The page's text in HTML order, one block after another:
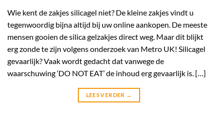
Wie kent de zakjes silicagel niet? De kleine zakjes vindt u
tegenwoordig bijna altijd bij uw online aankopen. De meeste
mensen gooien de silica gelzakjes direct weg. Maar dit blijkt
erg zonde te zijn volgens onderzoek van Metro UK! Silicagel
gevaarlijk? Vaak wordt gedacht dat vanwege de
waarschuwing ‘DO NOT EAT’ de inhoud erg gevaarlijk is. […]
LEES VERDER →